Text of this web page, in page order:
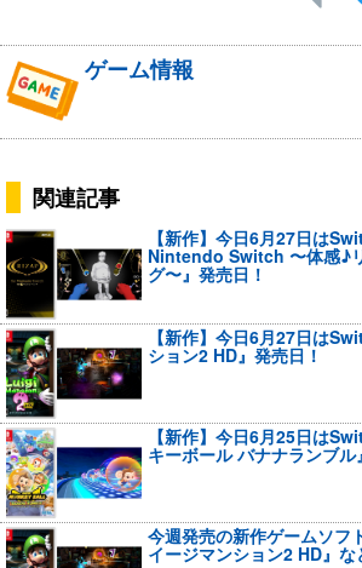
ゲーム情報
関連記事
【新作】今日6月27日は
Nintendo Switch 〜体感♪
グ〜』発売日！
【新作】今日6月27日は
ション2 HD』発売日！
【新作】今日6月25日は
キーボール バナナランブル
今週発売の新作ゲームソフ
イージマンション2 HD』な